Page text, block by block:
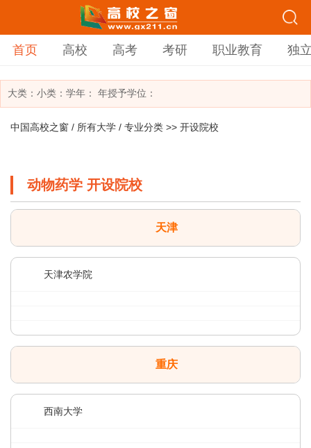
首页 高校 高考 考研 职业教育 独
大类： 小类： 学年： 年授予学位：
中国高校之窗 / 所有大学 / 专业分类 >> 开设院校
动物药学 开设院校
天津
天津农学院
重庆
西南大学